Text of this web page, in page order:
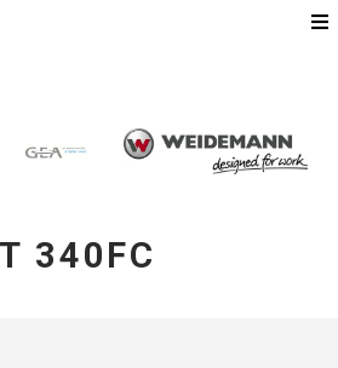
340FC